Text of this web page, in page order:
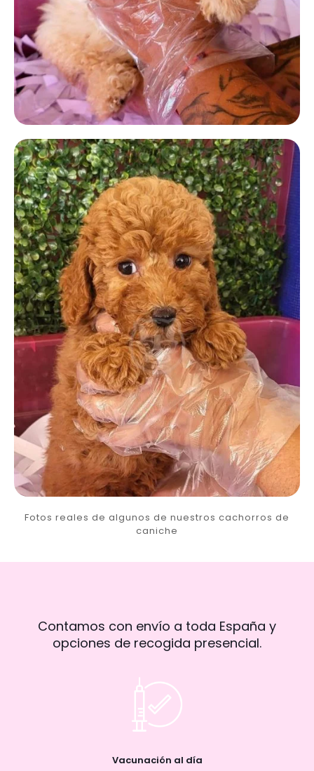
Fotos reales de algunos de nuestros cachorros de
caniche
Contamos con envío a toda España y
opciones de recogida presencial.
Vacunación al día